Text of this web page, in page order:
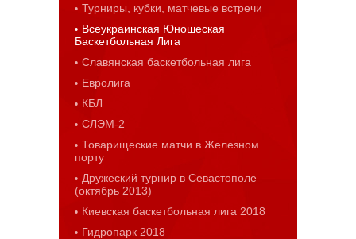
Турниры, кубки, матчевые встречи
Всеукраинская Юношеская
Баскетбольная Лига
Славянская баскетбольная лига
Евролига
КБЛ
СЛЭМ-2
Товарищеские матчи в Железном
порту
Дружеский турнир в Севастополе
(октябрь 2013)
Киевская баскетбольная лига 2018
Гидропарк 2018